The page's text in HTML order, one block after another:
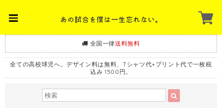
全国一律送料無料
全ての高校球児へ。デザイン料は無料、Tシャツ代+プリント代で一枚税
込み 1500円。